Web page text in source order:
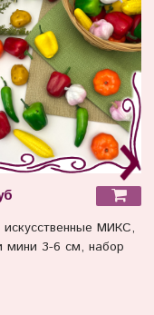
МИКС,
мини 3-6 см, набор